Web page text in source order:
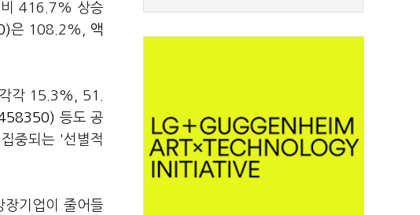
416.7% 상승
은 108.2%, 액
각 15.3%, 51.
등도 공
중되는 '선별적
기업이 줄어들